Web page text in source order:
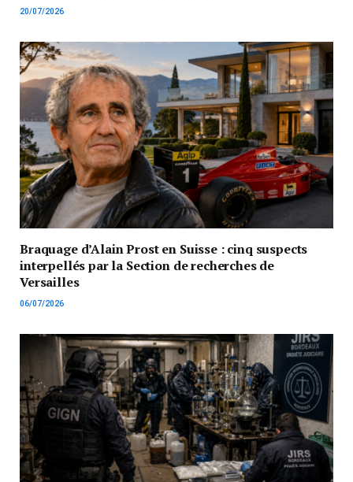
20/07/2026
Braquage d’Alain Prost en Suisse : cinq suspects
interpellés par la Section de recherches de
Versailles
06/07/2026